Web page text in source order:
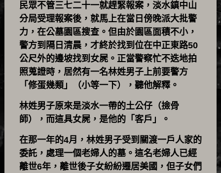
民眾不管三七二十一就趕緊報案，淡水鎮中山
分局受理報案後，就馬上在當日傍晚派大批警
力，在公墓園區搜查。但由於園區面積不小，
警方到隔日清晨，才終於找到位在中正東路50
公尺外的邊坡找到女屍。正當警察忙不迭地拍
照蒐證時，居然有一名林姓男子上前要警方
「修蛋幾類」（小等一下），聽他解釋。
林姓男子原來是淡水一帶的土公仔（撿骨
師），而這具女屍，是他的「客戶」。
在那一年的4月，林姓男子受到關渡一戶人家的
委託，處理一個老婦人的墓。這名老婦人已經
離世6年，離世後子女紛紛遷居美國，但子女們